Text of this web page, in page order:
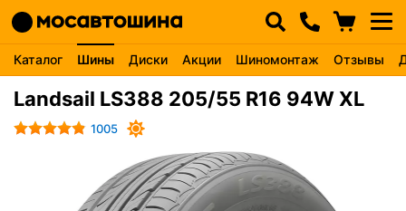
Каталог Шины Диски Акции Шиномонтаж Отзывы
Landsail LS388 205/55 R16 94W XL
1005